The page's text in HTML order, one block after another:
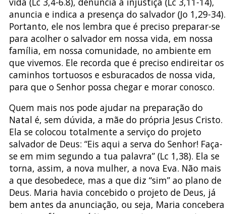
anuncia e indica a presença do salvador (Jo 1,29-34).
Portanto, ele nos lembra que é preciso preparar-se
para acolher o salvador em nossa vida, em nossa
família, em nossa comunidade, no ambiente em
que vivemos. Ele recorda que é preciso endireitar os
caminhos tortuosos e esburacados de nossa vida,
para que o Senhor possa chegar e morar conosco.
Quem mais nos pode ajudar na preparação do
Natal é, sem dúvida, a mãe do própria Jesus Cristo.
Ela se colocou totalmente a serviço do projeto
salvador de Deus: “Eis aqui a serva do Senhor! Faça-
se em mim segundo a tua palavra” (Lc 1,38). Ela se
torna, assim, a nova mulher, a nova Eva. Não mais
a que desobedece, mas a que diz “sim” ao plano de
Deus. Maria havia concebido o projeto de Deus, já
bem antes da anunciação, ou seja, Maria concebera